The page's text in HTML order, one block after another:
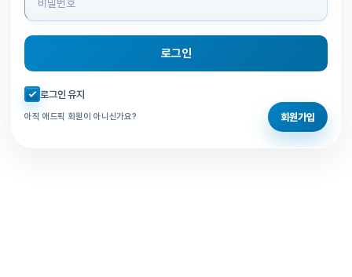
로그인
자동로그인 체크
로그인 유지
아직 애드픽 회원이 아니신가요? 회원가입